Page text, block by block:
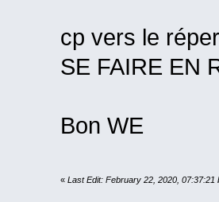
cp vers le
SE FAIRE EN
Bon WE
« Last Edit: February 22, 2020, 07:37:21